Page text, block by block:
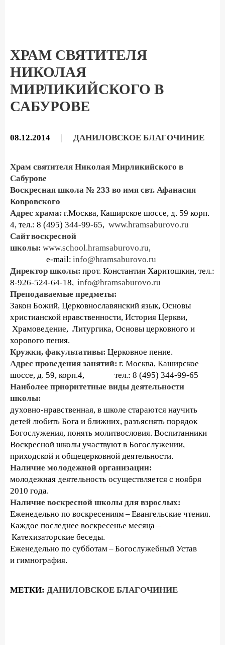
ХРАМ СВЯТИТЕЛЯ
НИКОЛАЯ
МИРЛИКИЙСКОГО В
САБУРОВЕ
08.12.2014 | ДАНИЛОВСКОЕ БЛАГОЧИНИЕ
Храм святителя Николая Мирликийского в
Сабурове
Воскресная школа № 233 во имя свт. Афанасия
Ковровского
Адрес храма: г.Москва, Каширское шоссе, д. 59 корп.
4, тел.: 8 (495) 344-99-65, www.hramsaburovo.ru
Сайтвоскресной
школы: www.school.hramsaburovo.ru,
e-mail: info@hramsaburovo.ru
Директор школы: прот. Константин Харитошкин, тел.:
8-926-524-64-18, info@hramsaburovo.ru
Преподаваемые предметы:
Закон Божий, Церковнославянский язык, Основы
христианской нравственности, История Церкви,
Храмоведение, Литургика, Основы церковного и
хорового пения.
Кружки, факультативы: Церковное пение.
Адрес проведения занятий: г. Москва, Каширское
шоссе, д. 59, корп.4, тел.: 8 (495) 344-99-65
Наиболее приоритетные виды деятельности
школы:
духовно-нравственная, в школе стараются научить
детей любить Бога и ближних, разъяснять порядок
Богослужения, понять молитвословия. Воспитанники
Воскресной школы участвуют в Богослужении,
приходской и общецерковной деятельности.
Наличие молодежной организации:
молодежная деятельность осуществляется с ноября
2010 года.
Наличие воскресной школы для взрослых:
Еженедельно по воскресениям – Евангельские чтения.
Каждое последнее воскресенье месяца –
Катехизаторские беседы.
Еженедельно по субботам – Богослужебный Устав
и гимнография.
МЕТКИ: ДАНИЛОВСКОЕ БЛАГОЧИНИЕ